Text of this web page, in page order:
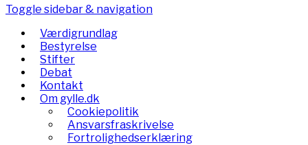
Toggle sidebar & navigation
Værdigrundlag
Bestyrelse
Stifter
Debat
Kontakt
Om gylle.dk
Cookiepolitik
Ansvarsfraskrivelse
Fortrolighedserklæring